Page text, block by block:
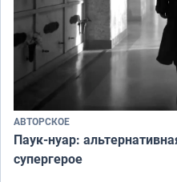
АВТОРСКОЕ
Паук-нуар:
супергерое